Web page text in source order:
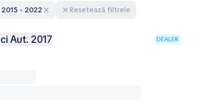
2015 - 2022 Resetează filtrele
Aut. 2017 DEALER